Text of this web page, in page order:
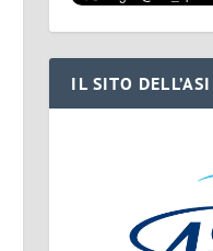
IL SITO DELL’ASI